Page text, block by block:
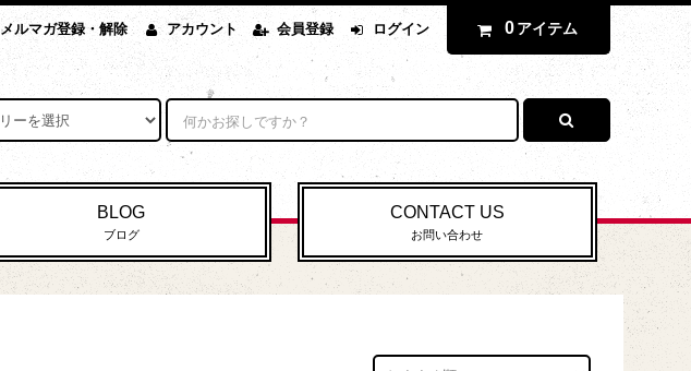
メルマガ登録・解除 アカウント 会員登録 ログイン 0 アイテム
BLOG
ブログ
CONTACT US
お問い合わせ